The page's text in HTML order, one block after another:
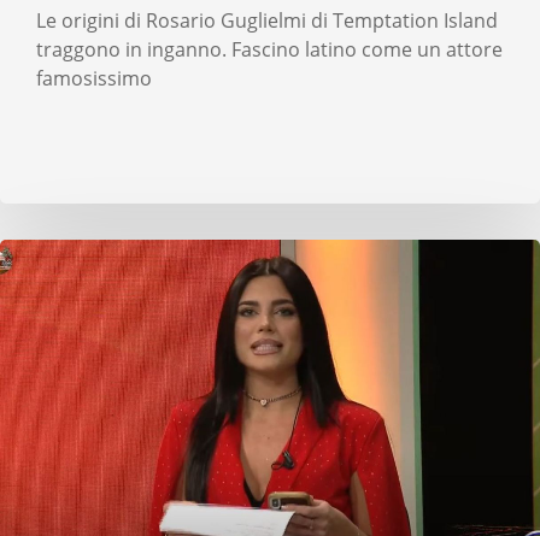
Le origini di Rosario Guglielmi di Temptation Island
traggono in inganno. Fascino latino come un attore
famosissimo